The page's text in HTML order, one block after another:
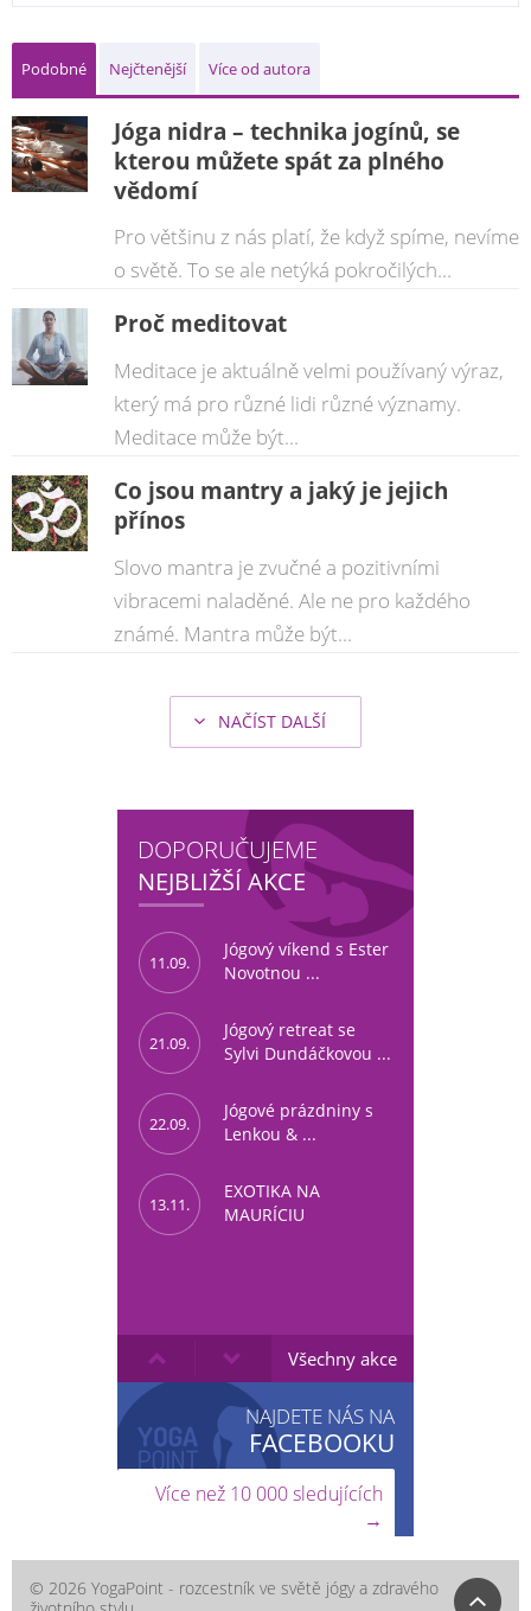
Podobné Nejčtenější Více od autora
Jóga nidra – technika jogínů, se
kterou můžete spát za plného
vědomí
Pro většinu z nás platí, že když spíme, nevíme
o světě. To se ale netýká pokročilých...
Proč meditovat
Meditace je aktuálně velmi používaný výraz,
který má pro různé lidi různé významy.
Meditace může být...
Co jsou mantry a jaký je jejich
přínos
Slovo mantra je zvučné a pozitivními
vibracemi naladěné. Ale ne pro každého
známé. Mantra může být...
NAČÍST DALŠÍ
DOPORUČUJEME
NEJBLIŽŠÍ AKCE
11.09.
Jógový víkend s Ester
Novotnou ...
21.09.
Jógový retreat se
Sylvi Dundáčkovou ...
22.09.
Jógové prázdniny s
Lenkou & ...
13.11.
EXOTIKA NA
MAURÍCIU
Všechny akce
NAJDETE NÁS NA
FACEBOOKU
Více než 10 000 sledujících
→
© 2026 YogaPoint - rozcestník ve světě jógy a zdravého